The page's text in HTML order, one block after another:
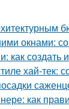
окнами:
как создать
хай-тек:
как